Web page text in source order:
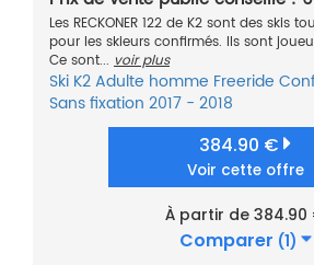
Les RECKONER 122 de K2 sont des skis
pour les skieurs confirmés. Ils sont
Ce sont... voir plus
Ski K2Adulte homme Freeride
Sans fixation 2017 - 2018
384.90 €
Voir cette offre
À partir de 384.90
Comparer (1)